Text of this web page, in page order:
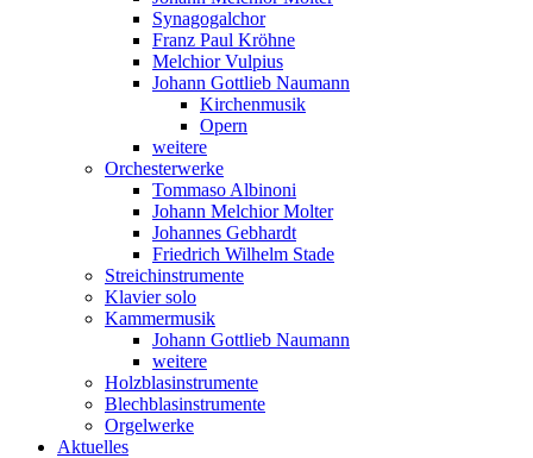
Synagogalchor
Franz Paul Kröhne
Melchior Vulpius
Johann Gottlieb Naumann
Kirchenmusik
Opern
weitere
Orchesterwerke
Tommaso Albinoni
Johann Melchior Molter
Johannes Gebhardt
Friedrich Wilhelm Stade
Streichinstrumente
Klavier solo
Kammermusik
Johann Gottlieb Naumann
weitere
Holzblasinstrumente
Blechblasinstrumente
Orgelwerke
Aktuelles